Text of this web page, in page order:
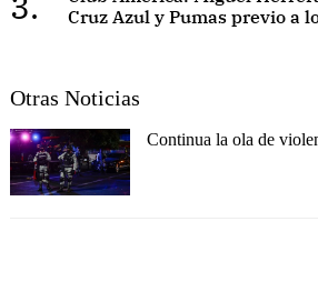
Cruz Azul y Pumas previo a
Otras Noticias
Continua la ola de